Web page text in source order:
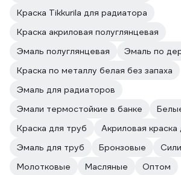
Краска Tikkurila для радиатора
Краска акриловая полуглянцевая
Эмаль полуглянцевая
Эмаль по
Краска по металлу белая без запаха
Эмаль для радиаторов
Эмали термостойкие в банке
Краска для труб
Акриловая краска
Эмаль для труб
Бронзовые
Молотковые
Масляные
Оптом